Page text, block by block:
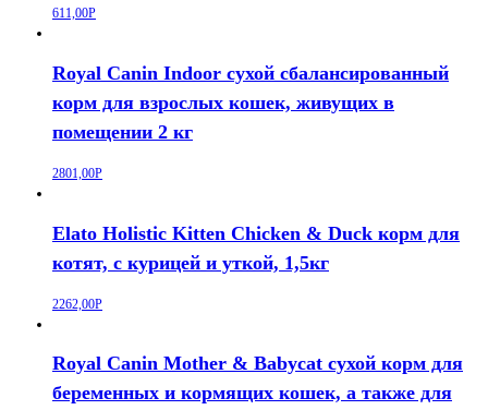
611,00Р
Royal Canin Indoor сухой сбалансированный
корм для взрослых кошек, живущих в
помещении 2 кг
2801,00Р
Elato Holistic Kitten Chicken & Duck корм для
котят, с курицей и уткой, 1,5кг
2262,00Р
Royal Canin Mother & Babycat сухой корм для
беременных и кормящих кошек, а также для